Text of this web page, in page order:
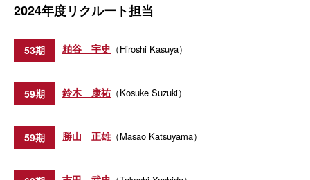
2024年度リクルート担当
53期 粕谷 宇史 （Hiroshi Kasuya）
59期 鈴木 康祐 （Kosuke Suzuki）
59期 勝山 正雄（Masao Katsuyama）